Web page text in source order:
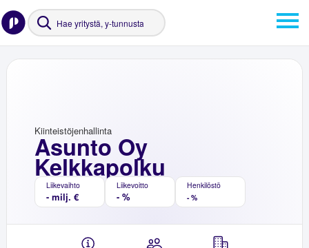
Asunto Oy
Kelkkapolku
Kiinteistöjenhallinta
Liikevaihto
- milj. €
Liikevoitto
- %
Henkilöstö
- %